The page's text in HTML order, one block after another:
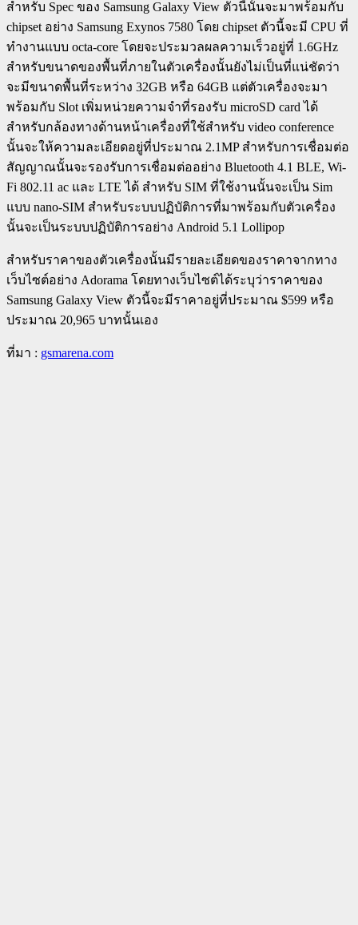
สำหรับ Spec ของ Samsung Galaxy View ตัวนี้นั้นจะมาพร้อมกับ
chipset อย่าง Samsung Exynos 7580 โดย chipset ตัวนี้จะมี CPU ที่
ทำงานแบบ octa-core โดยจะประมวลผลความเร็วอยู่ที่ 1.6GHz
สำหรับขนาดของพื้นที่ภายในตัวเครื่องนั้นยังไม่เป็นที่แน่ชัดว่า
จะมีขนาดพื้นที่ระหว่าง 32GB หรือ 64GB แต่ตัวเครื่องจะมา
พร้อมกับ Slot เพิ่มหน่วยความจำที่รองรับ microSD card ได้
สำหรับกล้องทางด้านหน้าเครื่องที่ใช้สำหรับ video conference
นั้นจะให้ความละเอียดอยู่ที่ประมาณ 2.1MP สำหรับการเชื่อมต่อ
สัญญาณนั้นจะรองรับการเชื่อมต่ออย่าง Bluetooth 4.1 BLE, Wi-
Fi 802.11 ac และ LTE ได้ สำหรับ SIM ที่ใช้งานนั้นจะเป็น Sim
แบบ nano-SIM สำหรับระบบปฏิบัติการที่มาพร้อมกับตัวเครื่อง
นั้นจะเป็นระบบปฏิบัติการอย่าง Android 5.1 Lollipop
สำหรับราคาของตัวเครื่องนั้นมีรายละเอียดของราคาจากทาง
เว็บไซต์อย่าง Adorama โดยทางเว็บไซต์ได้ระบุว่าราคาของ
Samsung Galaxy View ตัวนี้จะมีราคาอยู่ที่ประมาณ $599 หรือ
ประมาณ 20,965 บาทนั้นเอง
ที่มา : gsmarena.com